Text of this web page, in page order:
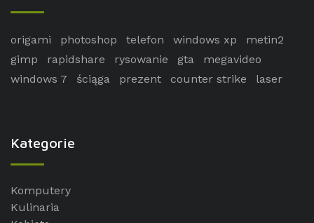
origami photoshop telefon windows xp
metin2
gimp
rapidshare rysowanie gta
megavideo
windows 7
ściąga prezent counter strike laser
Kategorie
Komputery
Kulinaria